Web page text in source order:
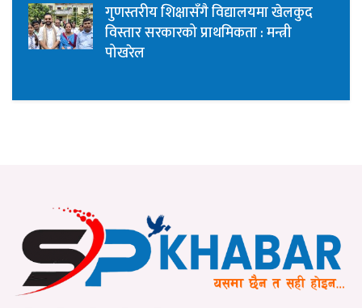
गुणस्तरीय शिक्षासँगै विद्यालयमा खेलकुद
विस्तार सरकारको प्राथमिकता : मन्त्री
पोखरेल